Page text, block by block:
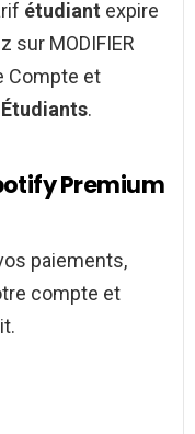
étudiant expire
sur MODIFIER
Compte et
Étudiants.
Premium
paiements,
compte et